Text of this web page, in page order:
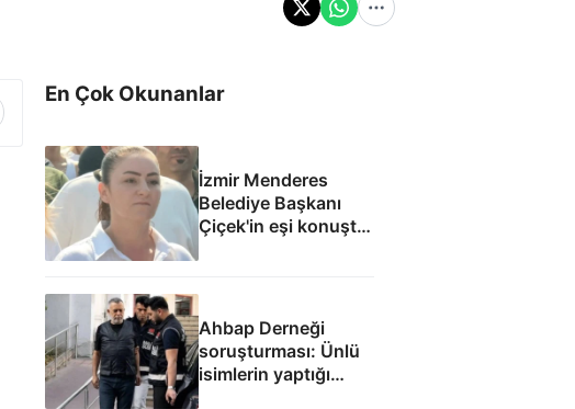
En Çok Okunanlar
İzmir Menderes
Belediye Başkanı
Çiçek'in eşi konuştu:
Ahbap Derneği
soruşturması: Ünlü
isimlerin yaptığı
bağışlar